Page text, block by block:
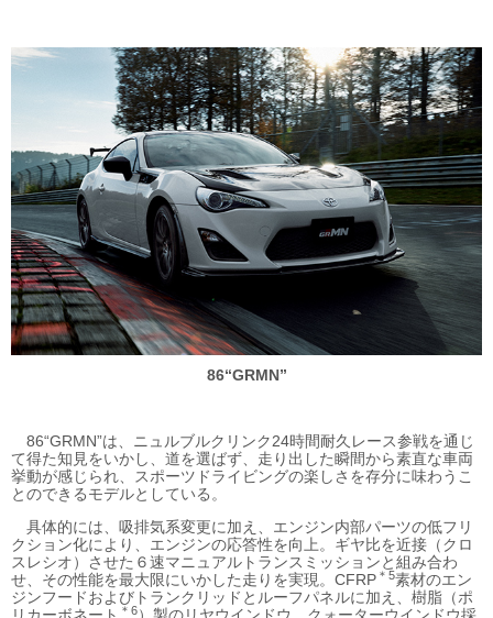
86“GRMN”
86“GRMN”は、ニュルブルクリンク24時間耐久レース参戦を通じ
て得た知見をいかし、道を選ばず、走り出した瞬間から素直な車両
挙動が感じられ、スポーツドライビングの楽しさを存分に味わうこ
とのできるモデルとしている。
具体的には、吸排気系変更に加え、エンジン内部パーツの低フリ
クション化により、エンジンの応答性を向上。ギヤ比を近接（クロ
スレシオ）させた６速マニュアルトランスミッションと組み合わ
せ、その性能を最大限にいかした走りを実現。CFRP ＊5素材のエン
ジンフードおよびトランクリッドとルーフパネルに加え、樹脂（ポ
＊6